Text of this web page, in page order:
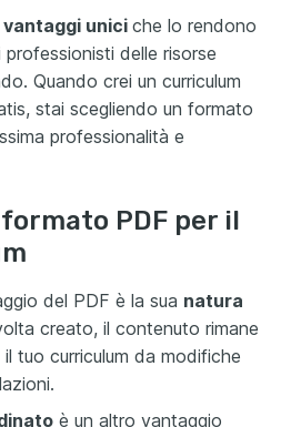
vantaggi unici che lo rendono
delle risorse
Quando crei un curriculum
stai scegliendo un formato
professionalità e
PDF per il
del PDF è la sua natura
creato, il contenuto rimane
tuo curriculum da modifiche
è un altro vantaggio